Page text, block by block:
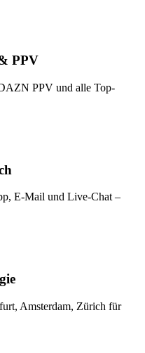
PPV
PPV und alle Top-
E-Mail und Live-Chat –
Amsterdam, Zürich für